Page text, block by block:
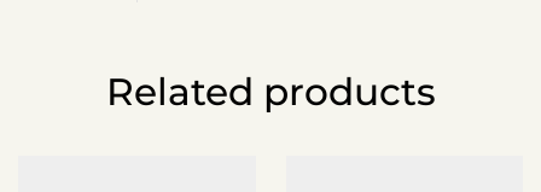
Related products